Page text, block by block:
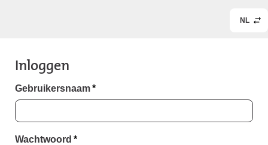
NL
Inloggen
Gebruikersnaam*
Wachtwoord *